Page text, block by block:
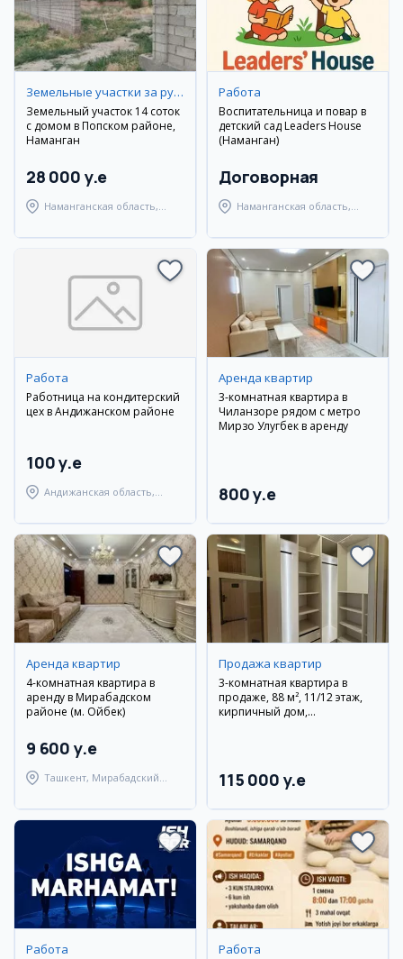
Земельные участки за рубежом
Земельный участок 14 соток
с домом в Попском районе,
Наманган
28 000 y.e
Наманганская область,
Работа
Воспитательница и повар в
детский сад Leaders House
(Наманган)
Договорная
Наманганская область,
Работа
Работница на кондитерский
цех в Андижанском районе
100 y.e
Андижанская область,
Аренда квартир
3-комнатная квартира в
Чиланзоре рядом с метро
Мирзо Улугбек в аренду
800 y.e
Аренда квартир
4-комнатная квартира в
аренду в Мирабадском
районе (м. Ойбек)
9 600 y.e
Ташкент, Мирабадский
Продажа квартир
3-комнатная квартира в
продаже, 88 м², 11/12 этаж,
кирпичный дом,
115 000 y.e
Работа Работа